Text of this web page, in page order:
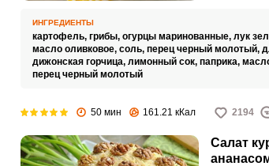
оливковым
горчицей.
ИНГРЕДИЕНТЫ
картофель, грибы, огурцы маринованные, лук
масло оливковое, соль, перец черный молотый,
дижонская горчица, лимонный сок, паприка,
перец черный молотый
50 мин 161.21 кКал 2194
Салат